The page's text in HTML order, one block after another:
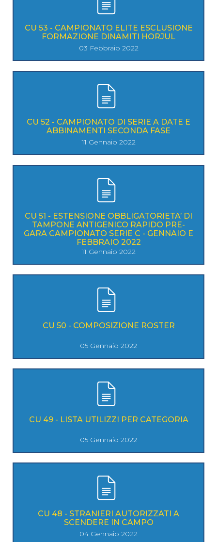
CU 53 - CAMPIONATO ELITE ESCLUSIONE
FORMAZIONE DINAMITI HORJUL
03 Febbraio 2022
CU 52 - CAMPIONATO DI SERIE A DATE E
ABBINAMENTI SECONDA FASE
11 Gennaio 2022
CU 51 - ESTENSIONE OBBLIGATORIETA’ DI
TAMPONE ANTIGENICO RAPIDO PRE-
GARA CAMPIONATO SERIE C - GENNAIO E
FEBBRAIO 2022
11 Gennaio 2022
CU 50 - COMPOSIZIONE ROSTER
05 Gennaio 2022
CU 49 - LISTA UTILIZZI PER CATEGORIA
05 Gennaio 2022
CU 48 - STRANIERI AUTORIZZATI A
SCENDERE IN CAMPO
04 Gennaio 2022